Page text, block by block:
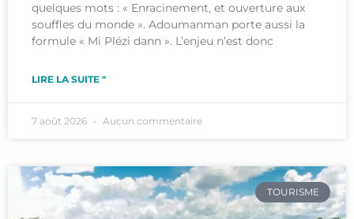
quelques mots : « Enracinement, et ouverture aux
souffles du monde ». Adoumanman porte aussi la
formule « Mi Plézi dann ». L’enjeu n’est donc
LIRE LA SUITE "
7 août 2026 Aucun commentaire
TOURISME